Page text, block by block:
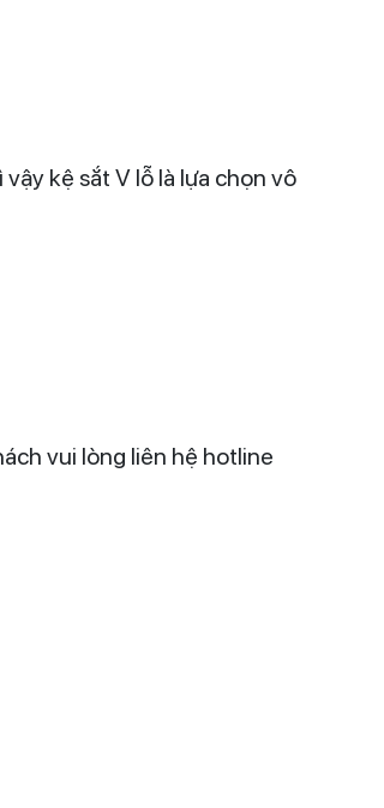
kệ sắt V lỗ là lựa chọn vô
vui lòng liên hệ hotline